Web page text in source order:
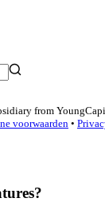
from
voorwaarden •